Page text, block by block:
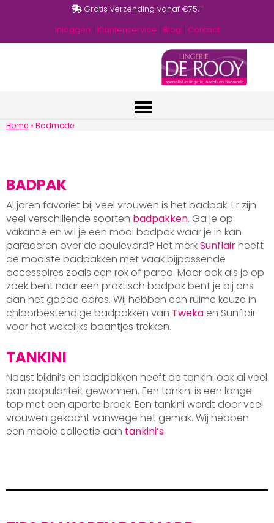
Gratis verzending vanaf €75,-
Inloggen | Klantenservice | Blog | Contact
Home» Badmode
BADPAK
Al jaren favoriet bij veel vrouwen is het badpak. Er zijn
veel verschillende soorten badpakken. Ga je op
vakantie en wil je een mooi badpak waar je in kan
paraderen over de boulevard? Het merkSunflairheeft
de mooiste badpakken met vaak bijpassende
accessoires zoals een rok of pareo. Maar ook als je op
zoek bent naar een praktisch badpak bent je bij ons
aan het goede adres. Wij hebben een ruime keuze in
chloorbestendige badpakken van Tweka en Sunflair
voor het wekelijks baantjes trekken.
TANKINI
Naast bikini’s en badpakken heeft de tankini ook al veel
aan populariteit gewonnen. Een tankini is een lange
top met een aparte broek. Een tankini wordt door veel
vrouwen gekocht vanwege het gemak. Wij hebben
een mooie collectie aan tankini’s.